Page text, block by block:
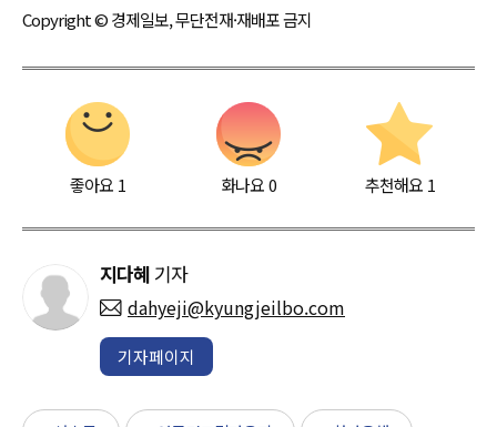
Copyright © 경제일보, 무단전재·재배포 금지
좋아요 1 화나요0 추천해요 1
지다혜 기자
dahyeji@kyungjeilbo.com
기자페이지